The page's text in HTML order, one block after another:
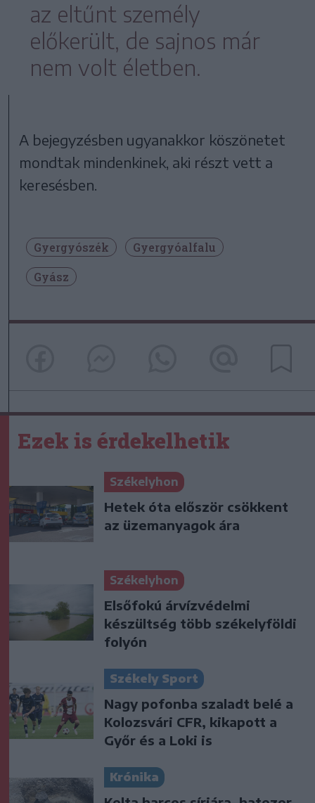
az eltűnt személy
előkerült, de sajnos már
nem volt életben.
A bejegyzésben ugyanakkor köszönetet
mondtak mindenkinek, aki részt vett a
keresésben.
Gyergyószék
Gyergyóalfalu
Gyász
Ezek is érdekelhetik
Székelyhon
Hetek óta először csökkent
az üzemanyagok ára
Székelyhon
Elsőfokú árvízvédelmi
készültség több székelyföldi
folyón
Székely Sport
Nagy pofonba szaladt belé a
Kolozsvári CFR, kikapott a
Győr és a Loki is
Krónika